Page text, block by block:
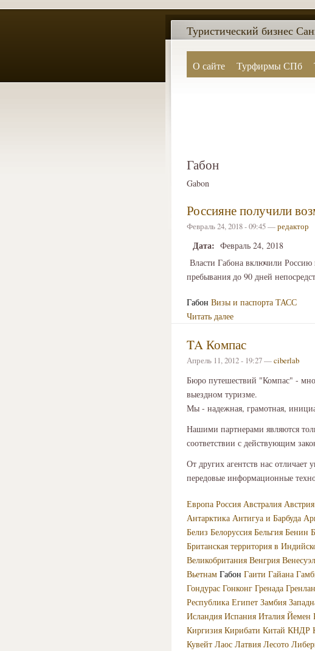
О сайте Турфирмы СПб
Туристический бизнес
Габон
Gabon
Россияне получили
Февраль 24, 2018 - 09:45 —редактор
Дата: Февраль 24, 2018
Власти Габона включили Россию
пребывания до 90 дней
Габон Визы и паспорта ТАСС
Читать далее
TA Компас
Апрель 11, 2012 - 19:27 —ciberlab
Бюро путешествий "Компас" -
выездном туризме.
Мы - надежная, грамотная,
Нашими партнерами являются
соответствии с действующим
От других агентств нас
передовые информационные
Европа Россия Австралия Австрия
Антарктика Антигуа и Барбуда
Белиз Белоруссия Бельгия Бенин
Британская территория в
Великобритания Венгрия
Вьетнам Габон Гаити Гайана
Гондурас Гонконг Гренада
Республика Египет Замбия
Исландия Испания Италия Йемен
Киргизия Кирибати Китай КНДР
Кувейт Лаос Латвия Лесото